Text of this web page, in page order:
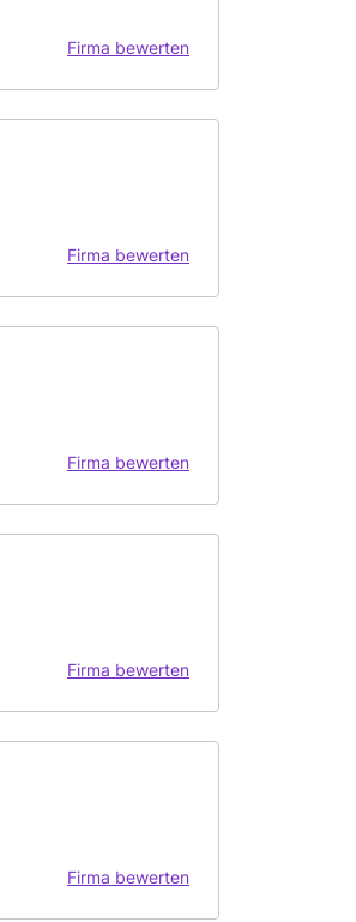
Firma bewerten
Firma bewerten
Firma bewerten
Firma bewerten
Firma bewerten